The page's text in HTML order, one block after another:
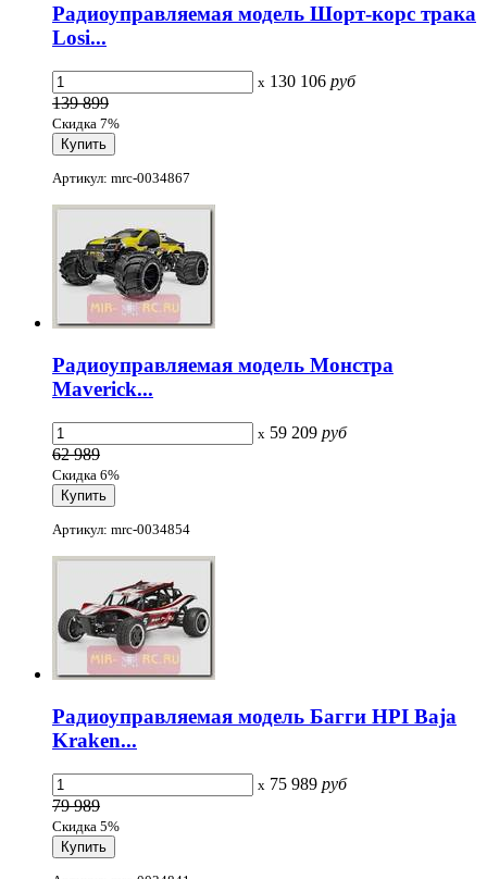
Радиоуправляемая модель Шорт-корс трака
Losi...
x 130 106 руб
139 899
Скидка 7%
Артикул: mrc-0034867
Радиоуправляемая модель Монстра
Maverick...
x 59 209 руб
62 989
Скидка 6%
Артикул: mrc-0034854
Радиоуправляемая модель Багги HPI Baja
Kraken...
x 75 989 руб
79 989
Скидка 5%